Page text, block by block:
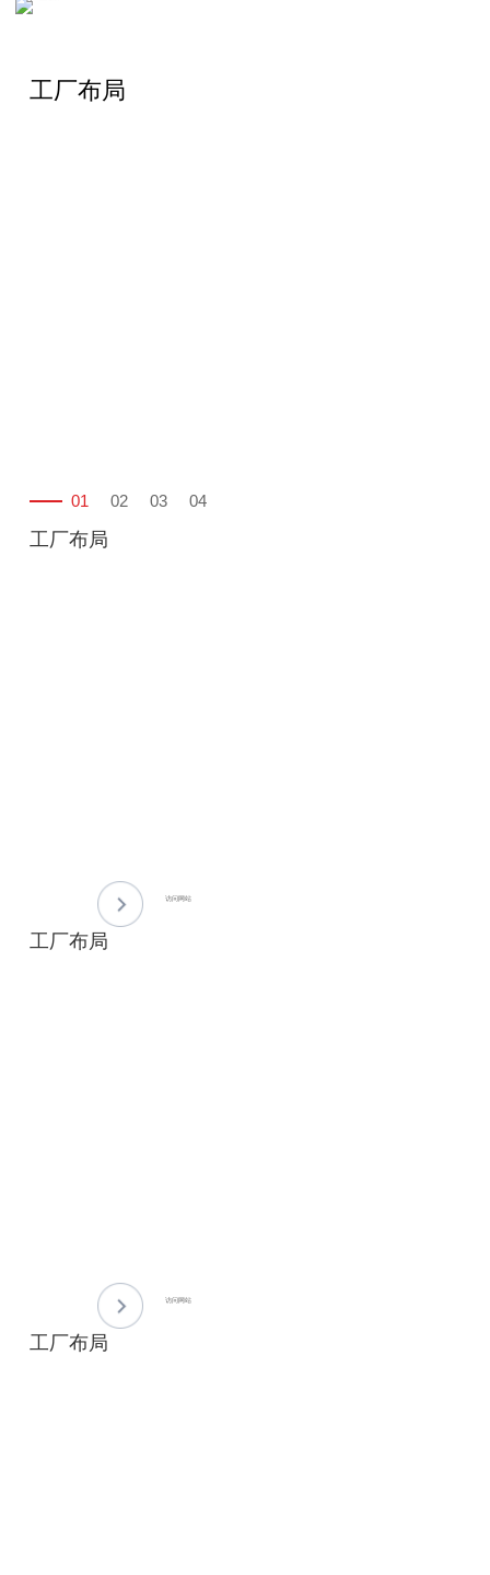
要经再加工的纸张或纸板。杏耀为客户提供各类高档工业用纸
杏耀旗下主要有四大工业用纸生产基地：宁波亚洲浆纸业有限
工厂布局
01 02 03 04
工厂布局
访问网站
工厂布局
访问网站
工厂布局